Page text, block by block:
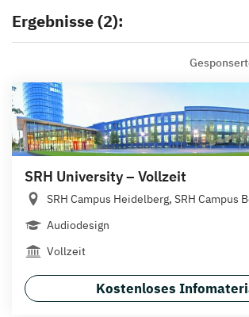
Ergebnisse (2):
SRH University – Vollzeit
SRH Campus Heidelberg, SRH Campus
Audiodesign
Vollzeit
Kostenloses